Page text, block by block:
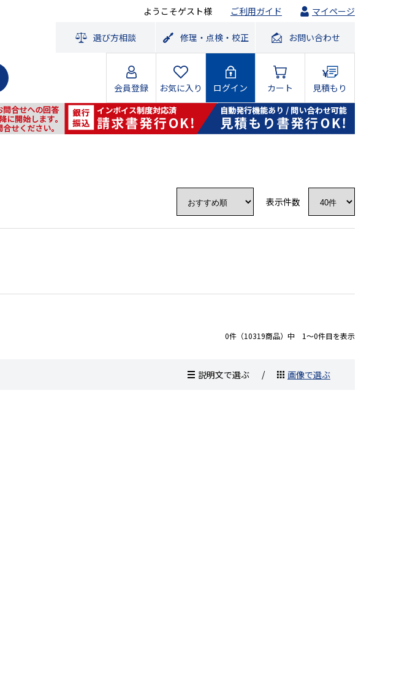
ようこそゲスト様 ご利用ガイド マイページ
選び方相談 修理・点検・校正 お問い合わせ
会員登録 お気に入り ログイン カート 見積もり
表示件数
0件（10319商品）中 1～0件目を表示
説明文で選ぶ 画像で選ぶ